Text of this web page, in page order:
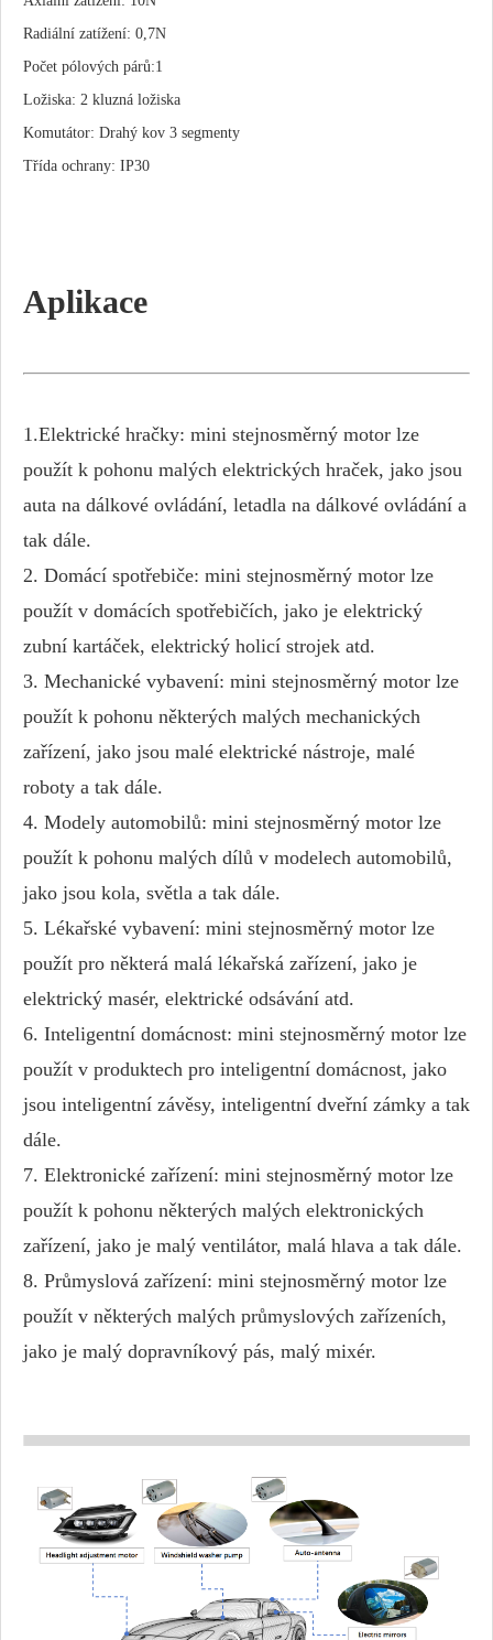
Radiální zatížení: 0,7N
Počet pólových párů:1
Ložiska: 2 kluzná ložiska
Komutátor: Drahý kov 3 segmenty
Třída ochrany: IP30
Aplikace
1.Elektrické hračky: mini stejnosměrný motor lze
použít k pohonu malých elektrických hraček, jako jsou
auta na dálkové ovládání, letadla na dálkové ovládání a
tak dále.
2. Domácí spotřebiče: mini stejnosměrný motor lze
použít v domácích spotřebičích, jako je elektrický
zubní kartáček, elektrický holicí strojek atd.
3. Mechanické vybavení: mini stejnosměrný motor lze
použít k pohonu některých malých mechanických
zařízení, jako jsou malé elektrické nástroje, malé
roboty a tak dále.
4. Modely automobilů: mini stejnosměrný motor lze
použít k pohonu malých dílů v modelech automobilů,
jako jsou kola, světla a tak dále.
5. Lékařské vybavení: mini stejnosměrný motor lze
použít pro některá malá lékařská zařízení, jako je
elektrický masér, elektrické odsávání atd.
6. Inteligentní domácnost: mini stejnosměrný motor lze
použít v produktech pro inteligentní domácnost, jako
jsou inteligentní závěsy, inteligentní dveřní zámky a tak
dále.
7. Elektronické zařízení: mini stejnosměrný motor lze
použít k pohonu některých malých elektronických
zařízení, jako je malý ventilátor, malá hlava a tak dále.
8. Průmyslová zařízení: mini stejnosměrný motor lze
použít v některých malých průmyslových zařízeních,
jako je malý dopravníkový pás, malý mixér.